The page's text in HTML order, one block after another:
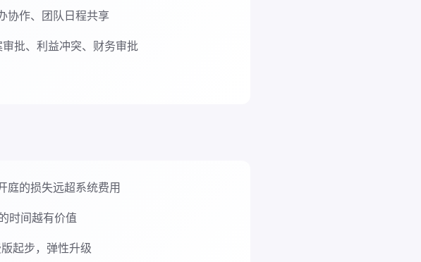
协作、团队日程共享
批、利益冲突、财务审批
庭的损失远超系统费用
时间越有价值
起步，弹性升级